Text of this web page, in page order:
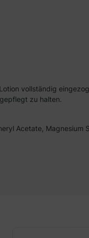
vollständig
zu halten.
Acetate, Magnesium